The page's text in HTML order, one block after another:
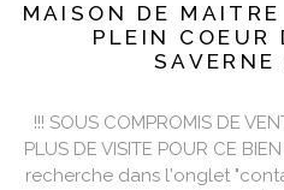
MAISON DE
PLEIN COEUR
!!! SOUS COMPROMIS DE
PLUS DE VISITE POUR CE
recherche dans l'onglet